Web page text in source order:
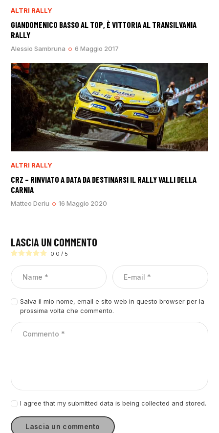
ALTRI RALLY
GIANDOMENICO BASSO AL TOP, È VITTORIA AL TRANSILVANIA
RALLY
Alessio Sambruna 6 Maggio 2017
ALTRI RALLY
CRZ – RINVIATO A DATA DA DESTINARSI IL RALLY VALLI DELLA
CARNIA
Matteo Deriu 16 Maggio 2020
LASCIA UN COMMENTO
0.0 / 5
Salva il mio nome, email e sito web in questo browser per la
prossima volta che commento.
I agree that my submitted data is being collected and stored.